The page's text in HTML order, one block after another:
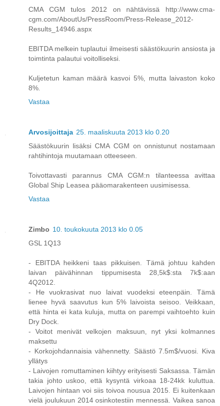
CMA CGM tulos 2012 on nähtävissä http://www.cma-
cgm.com/AboutUs/PressRoom/Press-Release_2012-
Results_14946.aspx
EBITDA melkein tuplautui ilmeisesti säästökuurin ansiosta ja
toimtinta palautui voitolliseksi.
Kuljetetun kaman määrä kasvoi 5%, mutta laivaston koko
8%.
Vastaa
Arvosijoittaja 25. maaliskuuta 2013 klo 0.20
Säästökuurin lisäksi CMA CGM on onnistunut nostamaan
rahtihintoja muutamaan otteeseen.
Toivottavasti parannus CMA CGM:n tilanteessa avittaa
Global Ship Leasea pääomarakenteen uusimisessa.
Vastaa
Zimbo 10. toukokuuta 2013 klo 0.05
GSL 1Q13
- EBITDA heikkeni taas pikkuisen. Tämä johtuu kahden
laivan päivähinnan tippumisesta 28,5k$:sta 7k$:aan
4Q2012.
- He vuokrasivat nuo laivat vuodeksi eteenpäin. Tämä
lienee hyvä saavutus kun 5% laivoista seisoo. Veikkaan,
että hinta ei kata kuluja, mutta on parempi vaihtoehto kuin
Dry Dock.
- Voitot menivät velkojen maksuun, nyt yksi kolmannes
maksettu
- Korkojohdannaisia vähennetty. Säästö 7.5m$/vuosi. Kiva
yllätys
- Laivojen romuttaminen kiihtyy erityisesti Saksassa. Tämän
takia johto uskoo, että kysyntä virkoaa 18-24kk kuluttua.
Laivojen hintaan voi siis toivoa nousua 2015. Ei kuitenkaan
vielä joulukuun 2014 osinkotestiin mennessä. Vaikea sanoa